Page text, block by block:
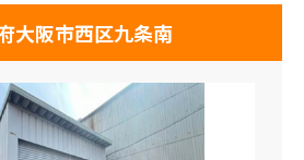
大阪市西区九条南